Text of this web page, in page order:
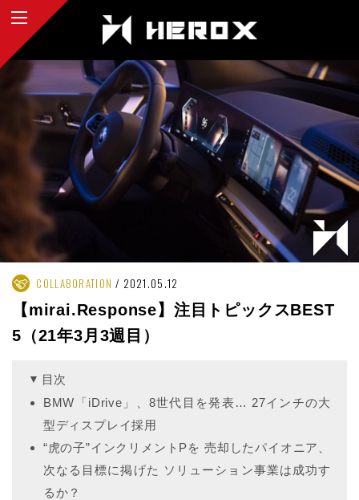
COLLABORATION 2021.05.12
【mirai.Response】注目トピックスBEST
5（21年3月3週目）
目次
BMW「iDrive」、8世代目を発表… 27インチの大
型ディスプレイ採用
“虎の子”インクリメントPを 売却したパイオニア、
次なる目標に掲げた ソリューション事業は成功す
るか？